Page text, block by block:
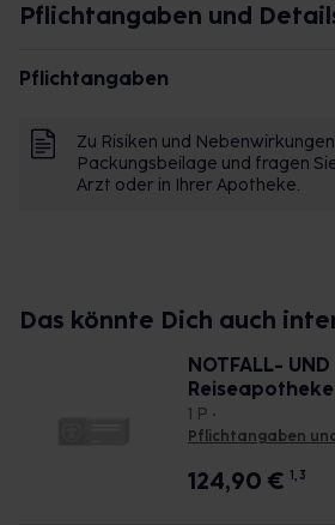
Pflichtangaben und
Pflichtangaben
Zu Risiken und
Packungsbeilage und fragen
Arzt oder in Ihrer Apotheke.
Das könnte Dich auch
NOTFALL- UND
1 P •
Pflichtangaben
124,90 € 1, 3